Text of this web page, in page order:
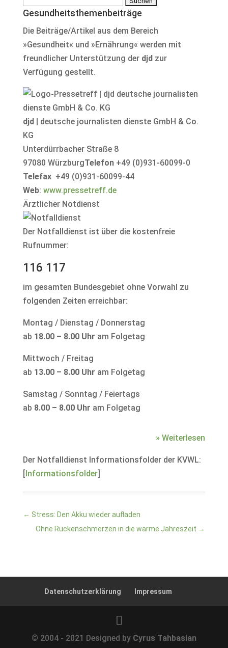
nach:
Gesundheitsthemenbeiträge
Die Beiträge/Artikel aus dem Bereich
»Gesundheit« und »Ernährung« werden mit
freundlicher Unterstützung der djdzur
Verfügung gestellt.
djd | deutsche journalisten dienste GmbH & Co.
KG
Unterdürrbacher Straße 8
97080 WürzburgTelefon+49 (0)931-60099-0
Telefax+49 (0)931-60099-44
Web: www.pressetreff.de
Ärztlicher Notdienst
Der Notfalldienst ist über die kostenfreie
Rufnummer:
116 117
im gesamten Bundesgebiet ohne Vorwahl zu
folgenden Zeiten erreichbar:
Montag / Dienstag / Donnerstag
ab 18.00 – 8.00 Uhr am Folgetag
Mittwoch / Freitag
ab 13.00 – 8.00 Uhr am Folgetag
Samstag / Sonntag / Feiertags
ab 8.00 – 8.00 Uhr am Folgetag
» Weiterlesen
Der Notfalldienst Informationsfolder der KVWL:
[Informationsfolder]
← Stress: Den Akku wieder aufladen
Ohne Rückenschmerzen in die warme Jahreszeit →
Datenschutzerklärung Impressum
© 2004 - 2021 Designed by Cyrus Tahbasian